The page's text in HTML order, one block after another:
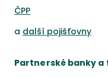
ČPP
a další pojišťovny
Partnerské banky